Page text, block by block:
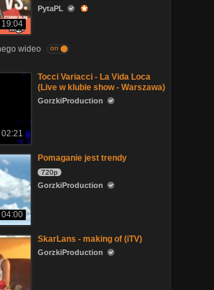
19:04
PytaPL
wideo on
02:21
Tocci Variacci - La Vida Loca
(Live w klubie show - Warszawa)
GorzkiProduction
04:00
Pomaganie jest trendy
720p
GorzkiProduction
SkarLans - making of (iTV)
GorzkiProduction